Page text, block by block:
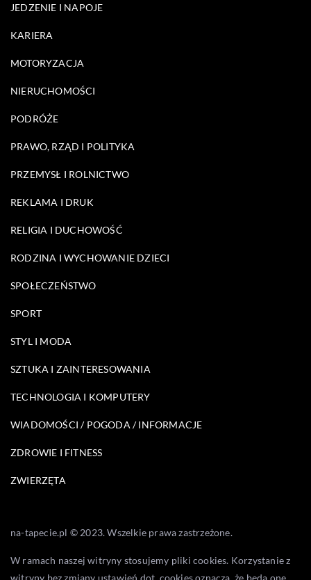
JEDZENIE I NAPOJE
KARIERA
MOTORYZACJA
NIERUCHOMOŚCI
PODRÓŻE
PRAWO, RZĄD I POLITYKA
PRZEMYSŁ I ROLNICTWO
REKLAMA I DRUK
RELIGIA I DUCHOWOŚĆ
RODZINA I WYCHOWANIE DZIECI
SPOŁECZEŃSTWO
SPORT
STYL I MODA
SZTUKA I ZAINTERESOWANIA
TECHNOLOGIA I KOMPUTERY
WIADOMOŚCI / POGODA / INFORMACJE
ZDROWIE I FITNESS
ZWIERZĘTA
na-tapecie.pl © 2023. Wszelkie prawa zastrzeżone.
W ramach naszej witryny stosujemy pliki cookies. Korzystanie z
witryny bez zmiany ustawień dot. cookies oznacza, że będą one